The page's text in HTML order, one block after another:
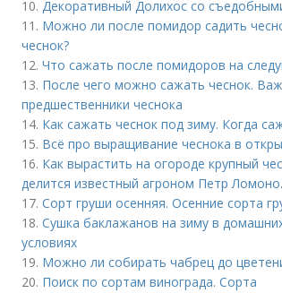
10. Декоративный Долихос со
11. Можно ли после помидор садить
чеснок?
12. Что сажать после помидоров на
13. После чего можно сажать чеснок.
предшественники чеснока
14. Как сажать чеснок под зиму. Когда
15. Всё про выращивание чеснока в
16. Как вырастить на огороде крупный
делится известный агроном Петр
17. Сорт груши осенняя. Осенние сорта
18. Сушка баклажанов на зиму в
условиях
19. Можно ли собирать чабрец до
20. Поиск по сортам винограда. Сорта